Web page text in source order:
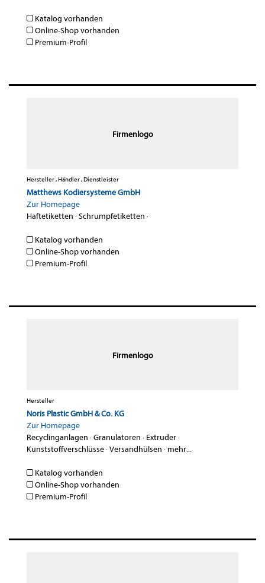
Katalog vorhanden
Online-Shop vorhanden
Premium-Profil
Firmenlogo
Hersteller , Händler , Dienstleister
Matthews Kodiersysteme GmbH
Zur Homepage
Haftetiketten ·Schrumpfetiketten ·
Katalog vorhanden
Online-Shop vorhanden
Premium-Profil
Firmenlogo
Hersteller
Noris Plastic GmbH & Co. KG
Zur Homepage
Recyclinganlagen ·Granulatoren · Extruder·
Kunststoffverschlüsse·Versandhülsen · mehr...
Katalog vorhanden
Online-Shop vorhanden
Premium-Profil